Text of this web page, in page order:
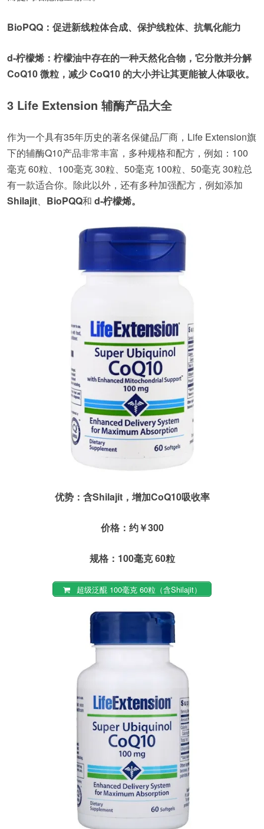
BioPQQ：促进新线粒体合成、保护线粒体、抗氧化能力
d-柠檬烯：柠檬油中存在的一种天然化合物，它分散并分解
CoQ10 微粒，减少 CoQ10 的大小并让其更能被人体吸收。
3 Life Extension 辅酶产品大全
作为一个具有35年历史的著名保健品厂商，Life Extension旗
下的辅酶Q10产品非常丰富，多种规格和配方，例如：100
毫克 60粒、100毫克 30粒、50毫克 100粒、50毫克 30粒总
有一款适合你。除此以外，还有多种加强配方，例如添加
Shilajit
BioPQQ和 d-柠檬烯。
优势：含Shilajit，增加CoQ10吸收率
价格：约￥300
规格：100毫克 60粒
超级泛醌 100毫克 60粒（含Shilajit）